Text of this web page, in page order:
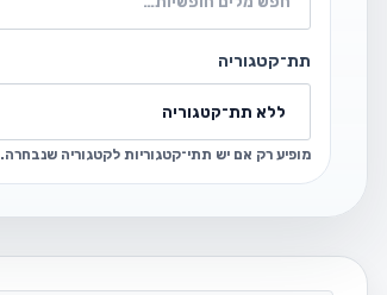
תת־קטגוריה
מופיע רק אם יש תתי־קטגוריות לקטגוריה שנבחרה.